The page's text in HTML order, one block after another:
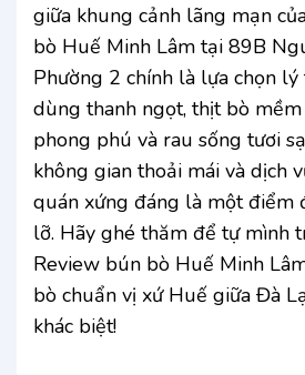
giữa khung cảnh lãng mạn
bò Huế Minh Lâm tại 89B
Phường 2 chính là lựa chọn lý
dùng thanh ngọt, thịt bò
phong phú và rau sống tươi
không gian thoải mái và dịch
quán xứng đáng là một điểm
lỡ. Hãy ghé thăm để tự mình
Review bún bò Huế Minh
bò chuẩn vị xứ Huế giữa Đà
khác biệt!